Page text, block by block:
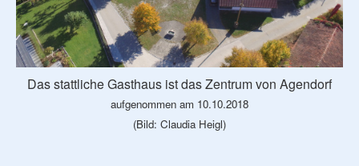
Das stattliche Gasthaus ist das Zentrum von Agendorf
aufgenommen am 10.10.2018
(Bild: Claudia Heigl)